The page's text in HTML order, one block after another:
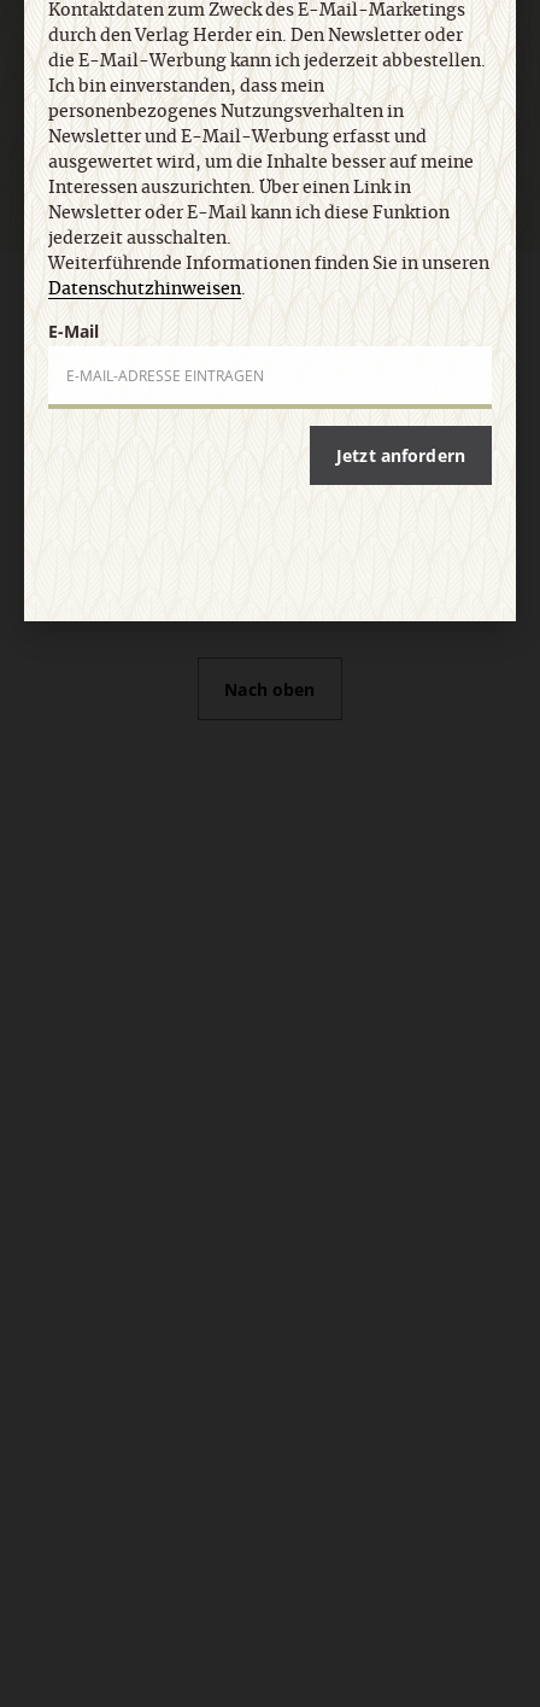
Jetzt anmelden
AGB und Widerrufsbelehrung
Nach oben
Kontaktdaten zum Zweck des E-Mail-Marketings
durch den Verlag Herder ein. Den Newsletter oder
die E-Mail-Werbung kann ich jederzeit abbestellen.
Ich bin einverstanden, dass mein
personenbezogenes Nutzungsverhalten in
Newsletter und E-Mail-Werbung erfasst und
ausgewertet wird, um die Inhalte besser auf meine
Interessen auszurichten. Über einen Link in
Newsletter oder E-Mail kann ich diese Funktion
jederzeit ausschalten.
Weiterführende Informationen finden Sie in unseren
Datenschutzhinweisen.
E-Mail
Jetzt anfordern